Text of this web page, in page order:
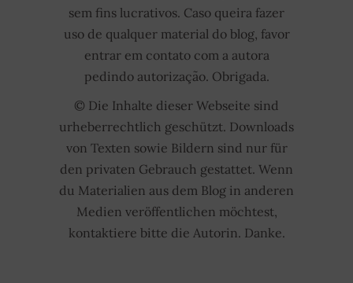
sem fins lucrativos. Caso queira fazer
uso de qualquer material do blog, favor
entrar em contato com a autora
pedindo autorização. Obrigada.
© Die Inhalte dieser Webseite sind
urheberrechtlich geschützt. Downloads
von Texten sowie Bildern sind nur für
den privaten Gebrauch gestattet. Wenn
du Materialien aus dem Blog in anderen
Medien veröffentlichen möchtest,
kontaktiere bitte die Autorin. Danke.